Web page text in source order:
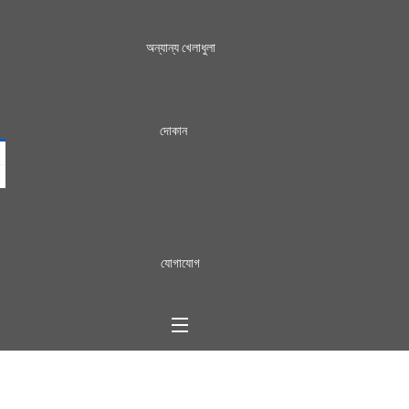
অন্যান্য খেলাধুলা
দোকান
যোগাযোগ